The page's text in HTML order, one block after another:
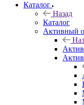
Каталог
Назад
Каталог
Активный